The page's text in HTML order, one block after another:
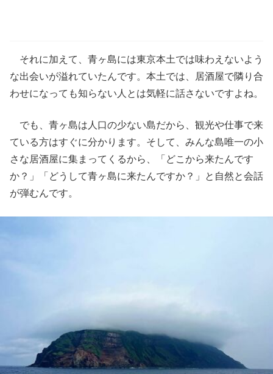
それに加えて、青ヶ島には東京本土では味わえないよう
な出会いが溢れていたんです。本土では、居酒屋で隣り合
わせになっても知らない人とは気軽に話さないですよね。
でも、青ヶ島は人口の少ない島だから、観光や仕事で来
ている方はすぐに分かります。そして、みんな島唯一の小
さな居酒屋に集まってくるから、「どこから来たんです
か？」「どうして青ヶ島に来たんですか？」と自然と会話
が弾むんです。